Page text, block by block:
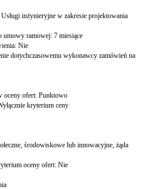
inżynieryjne w zakresie projektowania
umowy ramowej: 7 miesiące
Nie
dotychczasowemu wykonawcy zamówień na
oceny ofert: Punktowo
kryterium ceny
środowiskowe lub innowacyjne, żąda
oceny ofert: Nie